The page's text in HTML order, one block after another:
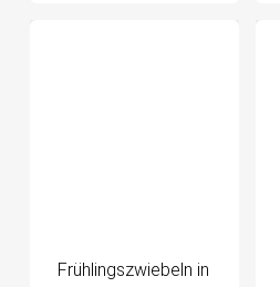
Frühlingszwiebeln in